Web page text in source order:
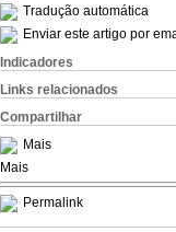
Tradução automática
Enviar este artigo por
Indicadores
Links relacionados
Compartilhar
Mais
Mais
Permalink